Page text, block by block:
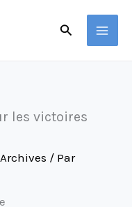
Rechercher
les victoires
/ Par